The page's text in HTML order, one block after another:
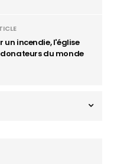
un incendie, l'église
du monde